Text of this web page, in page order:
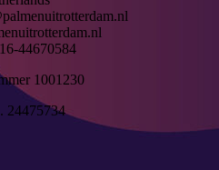
44670584
1001230
24475734